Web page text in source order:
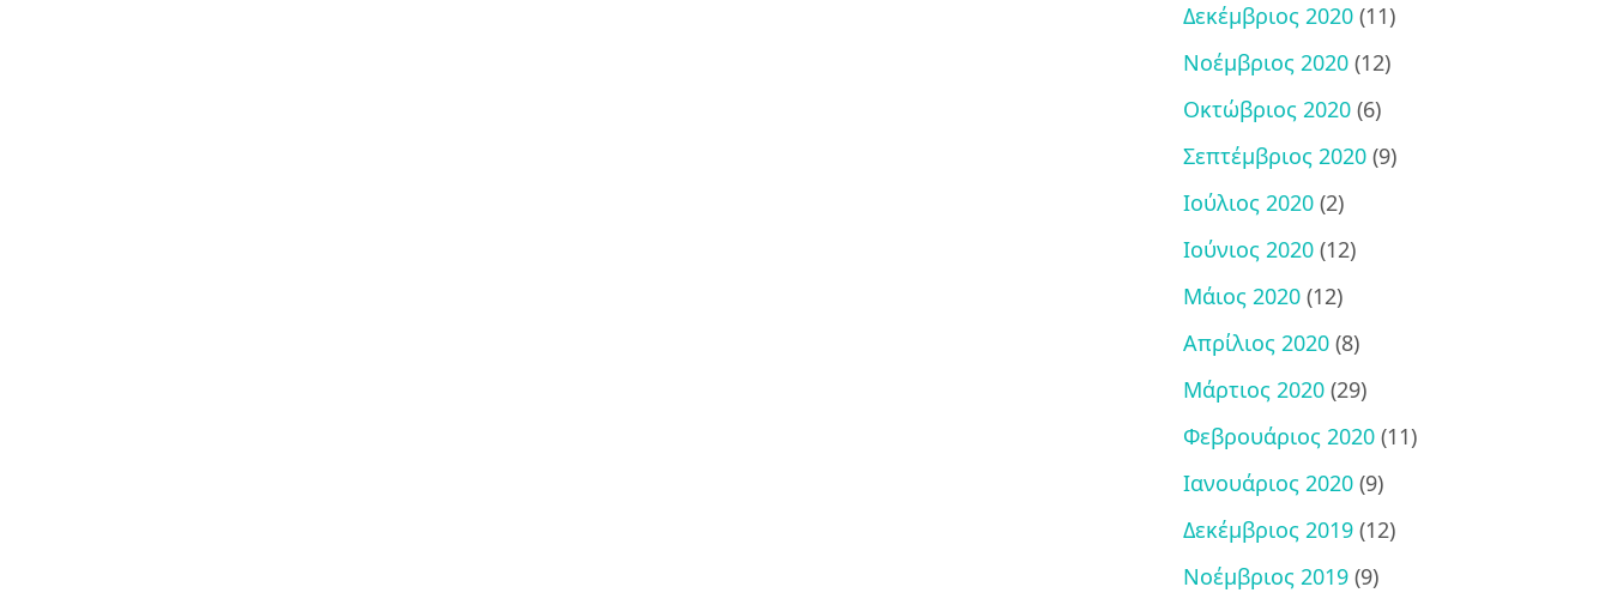
Δεκέμβριος 2020 (11)
Νοέμβριος 2020 (12)
Οκτώβριος 2020 (6)
Σεπτέμβριος 2020 (9)
Ιούλιος 2020 (2)
Ιούνιος 2020 (12)
Μάιος 2020 (12)
Απρίλιος 2020 (8)
Μάρτιος 2020 (29)
Φεβρουάριος 2020 (11)
Ιανουάριος 2020 (9)
Δεκέμβριος 2019 (12)
Νοέμβριος 2019 (9)